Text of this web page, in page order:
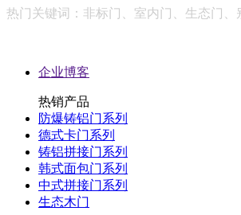
热门关键词：非标门、室内门、生态门、
企业博客
热销产品
防爆铸铝门系列
德式卡门系列
铸铝拼接门系列
韩式面包门系列
中式拼接门系列
生态木门